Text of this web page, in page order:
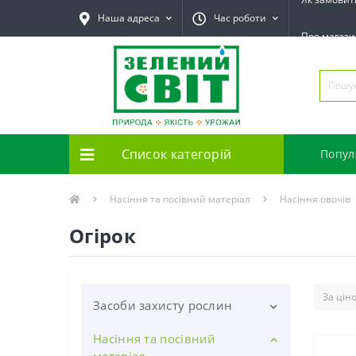
Наша адреса Час роботи
Про
Список категорій
Насіння та посівний матеріал Насіння овочів
Огірок
Засоби захисту рослин
Засоби захисту рослин
Насіння та посівний